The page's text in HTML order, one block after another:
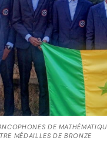
DE
MÉDAILLES DE BRONZE